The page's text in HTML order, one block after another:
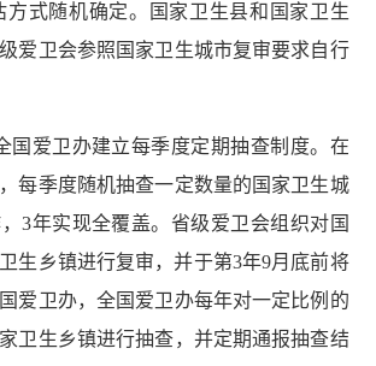
方式随机确定。国家卫生县和国家卫生
爱卫会参照国家卫生城市复审要求自行
爱卫办建立每季度定期抽查制度。在
每季度随机抽查一定数量的国家卫生城
3年实现全覆盖。省级爱卫会组织对国
生乡镇进行复审，并于第3年9月底前将
爱卫办，全国爱卫办每年对一定比例的
卫生乡镇进行抽查，并定期通报抽查结